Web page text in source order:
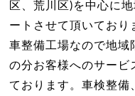
区、荒川区)を中心に
ートさせて頂いており
車整備工場なので地域
の分お客様へのサービ
ております。車検整備